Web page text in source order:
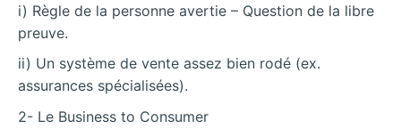
i) Règle de la personne avertie – Question de la libre
preuve.
ii) Un système de vente assez bien rodé (ex.
assurances spécialisées).
2- Le Business to Consumer